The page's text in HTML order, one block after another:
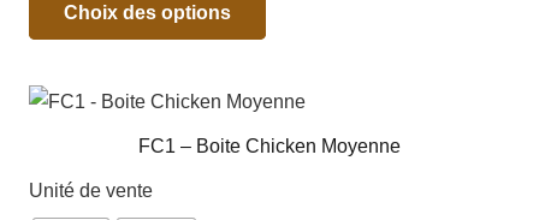
Choix des options
FC1 – Boite Chicken Moyenne
Unité de vente